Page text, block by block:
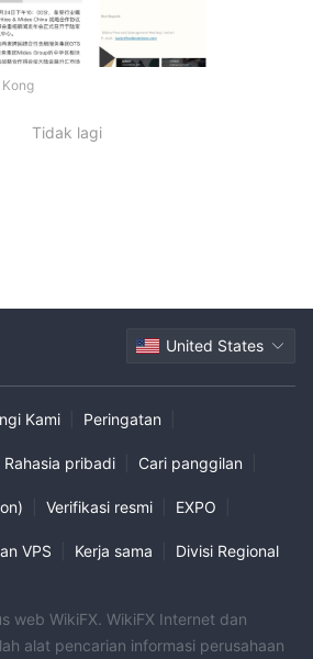
Tidak lagi
United States
Kami Peringatan
Rahasia pribadi Cari panggilan
Verifikasi resmi EXPO
VPS Kerja sama Divisi Regional
web WikiFX. WikiFX Internet dan
alat pencarian informasi perusahaan